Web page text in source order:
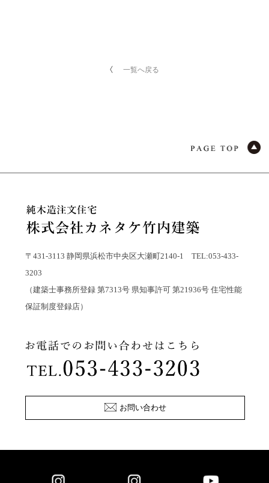
一覧へ戻る
〒431-3113 静岡県浜松市中央区大瀬町2140-1 TEL:053-433-
3203
（建築士事務所登録 第7313号 県知事許可 第21936号 住宅性能
保証制度登録店）
お問い合わせ